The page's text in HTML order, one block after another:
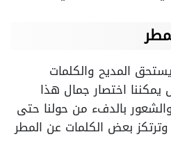
المديح والكلمات
يمكننا اختصار جمال هذا
بالدفء من حولنا حتى
بعض الكلمات عن المطر